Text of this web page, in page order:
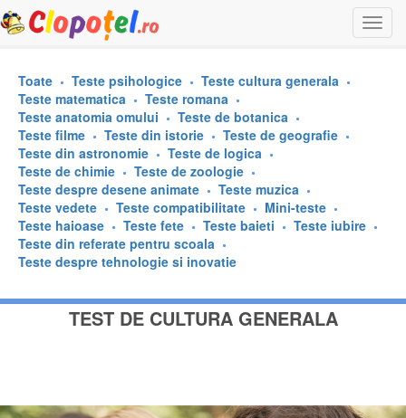
Toate Teste psihologice
Teste cultura generala
Teste matematica
Teste romana
Teste anatomia omului
Teste de botanica
Teste filme
Teste din istorie
Teste de geografie
Teste din astronomie
Teste de logica
Teste de chimie
Teste de zoologie
Teste despre desene animate
Teste muzica
Teste vedete
Teste compatibilitate
Mini-teste
Teste haioase
Teste fete Teste baieti
Teste iubire
Teste din referate pentru scoala
Teste despre tehnologie si inovatie
TEST DE CULTURA GENERALA